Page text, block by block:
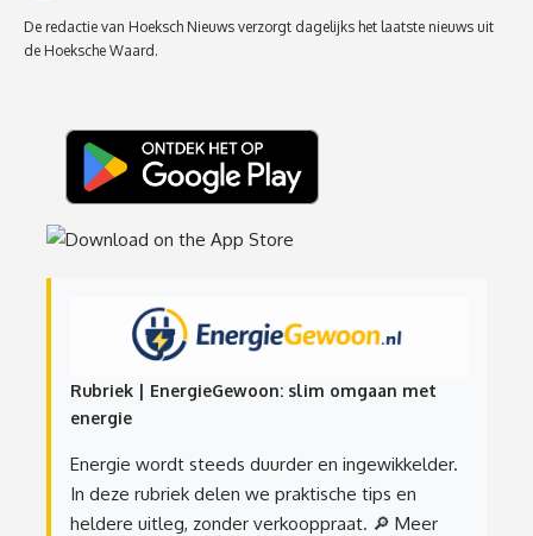
De redactie van Hoeksch Nieuws verzorgt dagelijks het laatste nieuws uit
de Hoeksche Waard.
Rubriek | EnergieGewoon: slim omgaan met
energie
Energie wordt steeds duurder en ingewikkelder.
In deze rubriek delen we praktische tips en
heldere uitleg, zonder verkooppraat. 🔎 Meer